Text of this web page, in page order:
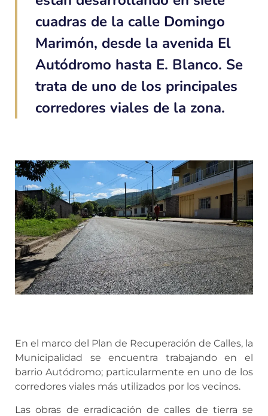
cuadras de la calle Domingo
Marimón, desde la avenida El
Autódromo hasta E. Blanco. Se
trata de uno de los principales
corredores viales de la zona.
En el marco del Plan de Recuperación de Calles, la
Municipalidad se encuentra trabajando en el
barrio Autódromo; particularmente en uno de los
corredores viales más utilizados por los vecinos.
Las obras de erradicación de calles de tierra se